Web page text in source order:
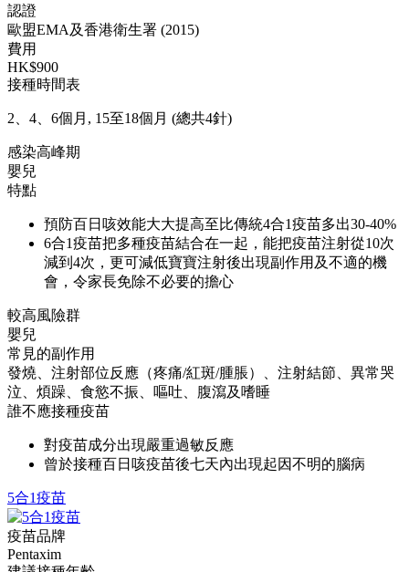
認證
歐盟EMA及香港衛生署 (2015)
費用
HK$900
接種時間表
2、4、6個月, 15至18個月 (總共4針)
感染高峰期
嬰兒
特點
預防百日咳效能大大提高至比傳統4合1疫苗多出30-40%
6合1疫苗把多種疫苗結合在一起，能把疫苗注射從10次
減到4次，更可減低寶寶注射後出現副作用及不適的機
會，令家長免除不必要的擔心
較高風險群
嬰兒
常見的副作用
發燒、注射部位反應（疼痛/紅斑/腫脹）、注射結節、異常哭
泣、煩躁、食慾不振、嘔吐、腹瀉及嗜睡
誰不應接種疫苗
對疫苗成分出現嚴重過敏反應
曾於接種百日咳疫苗後七天內出現起因不明的腦病
5合1疫苗
疫苗品牌
Pentaxim